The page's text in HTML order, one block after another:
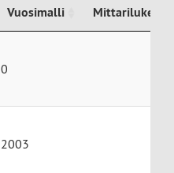
Vuosimalli
Mittarilukema
0
2003